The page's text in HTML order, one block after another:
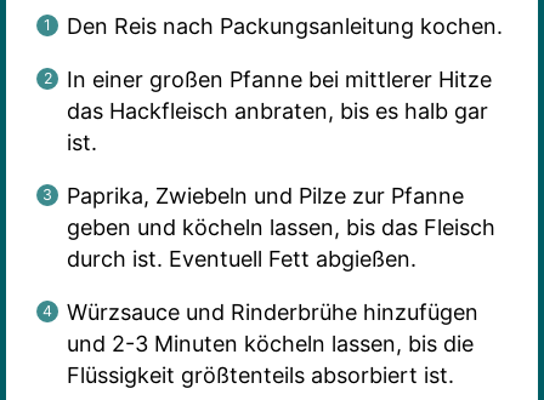
Den Reis nach Packungsanleitung kochen.
In einer großen Pfanne bei mittlerer Hitze
das Hackfleisch anbraten, bis es halb gar
ist.
Paprika, Zwiebeln und Pilze zur Pfanne
geben und köcheln lassen, bis das Fleisch
durch ist. Eventuell Fett abgießen.
Würzsauce und Rinderbrühe hinzufügen
und 2-3 Minuten köcheln lassen, bis die
Flüssigkeit größtenteils absorbiert ist.